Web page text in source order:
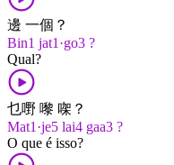
邊 一個？
Bin1 jat1·go3 ?
Qual?
乜嘢 嚟 㗎？
Mat1·je5 lai4 gaa3 ?
O que é isso?